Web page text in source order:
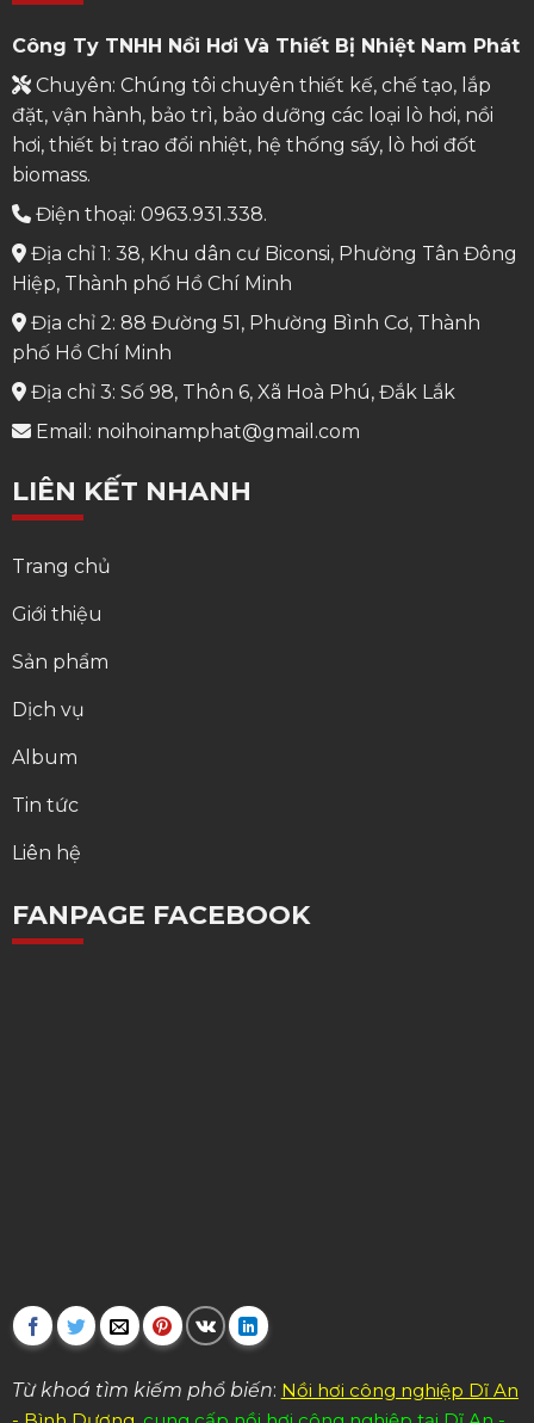
Công Ty TNHH Nồi Hơi Và Thiết Bị Nhiệt Nam Phát
Chuyên: Chúng tôi chuyên thiết kế, chế tạo, lắp
đặt, vận hành, bảo trì, bảo dưỡng các loại lò hơi, nồi
hơi, thiết bị trao đổi nhiệt, hệ thống sấy, lò hơi đốt
biomass.
Điện thoại: 0963.931.338.
Địa chỉ 1: 38, Khu dân cư Biconsi, Phường Tân Đông
Hiệp, Thành phố Hồ Chí Minh
Địa chỉ 2: 88 Đường 51, Phường Bình Cơ, Thành
phố Hồ Chí Minh
Địa chỉ 3: Số 98, Thôn 6, Xã Hoà Phú, Đắk Lắk
Email: noihoinamphat@gmail.com
LIÊN KẾT NHANH
Trang chủ
Giới thiệu
Sản phẩm
Dịch vụ
Album
Tin tức
Liên hệ
FANPAGE FACEBOOK
Từ khoá tìm kiếm phổ biến: Nồi hơi công nghiệp Dĩ An